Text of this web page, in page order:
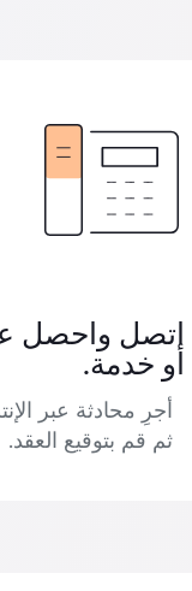
اتصل واحصل
أو خدمة.
أجرِ محادثة عبر
ثم قم بتوقيع العقد.